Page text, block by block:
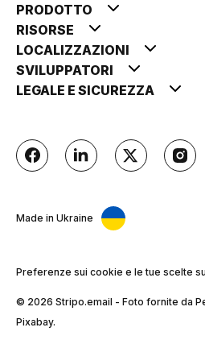
PRODOTTO
RISORSE
LOCALIZZAZIONI
SVILUPPATORI
LEGALE E SICUREZZA
Made in Ukraine
Preferenze sui cookie e le tue scelte
© 2026 Stripо.email - Foto fornite da
Pixabay.